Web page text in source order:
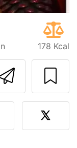
178 Kcal
de